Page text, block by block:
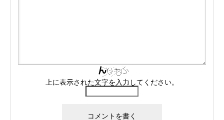
上に表示された文字を入力してください。